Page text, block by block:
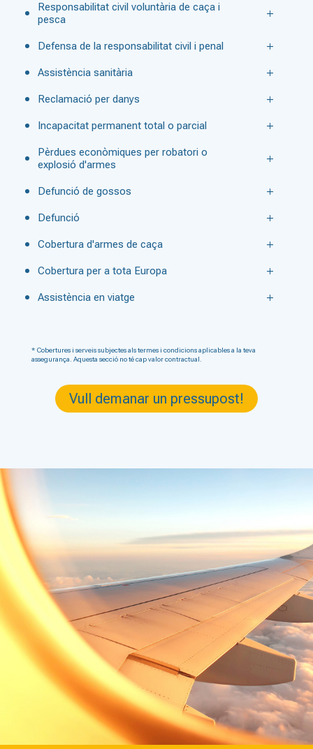
Responsabilitat civil voluntària de caça i
pesca
Defensa de la responsabilitat civil i penal
Assistència sanitària
Reclamació per danys
Incapacitat permanent total o parcial
Pèrdues econòmiques per robatori o
explosió d'armes
Defunció de gossos
Defunció
Cobertura d'armes de caça
Cobertura per a tota Europa
Assistència en viatge
* Cobertures i serveis subjectes als termes i condicions aplicables a la teva
assegurança. Aquesta secció no té cap valor contractual.
Vull demanar un pressupost!